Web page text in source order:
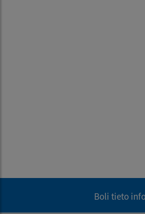
Boli tieto